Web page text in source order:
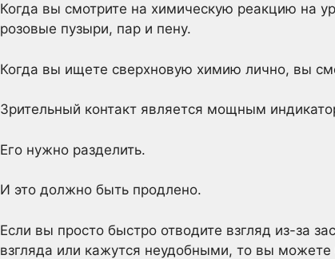
Когда вы смотрите на химическую реакцию на
розовые пузыри, пар и пену.
Когда вы ищете сверхновую химию лично, вы
Зрительный контакт является мощным
Его нужно разделить.
И это должно быть продлено.
Если вы просто быстро отводите взгляд из-за
взгляда или кажутся неудобными, то вы можете